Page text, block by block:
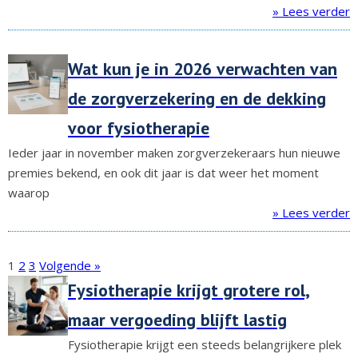
» Lees verder
Wat kun je in 2026 verwachten van
de zorgverzekering en de dekking
voor fysiotherapie
Ieder jaar in november maken zorgverzekeraars hun nieuwe
premies bekend, en ook dit jaar is dat weer het moment
waarop
» Lees verder
1 2 3 Volgende »
Fysiotherapie krijgt grotere rol,
maar vergoeding blijft lastig
Fysiotherapie krijgt een steeds belangrijkere plek